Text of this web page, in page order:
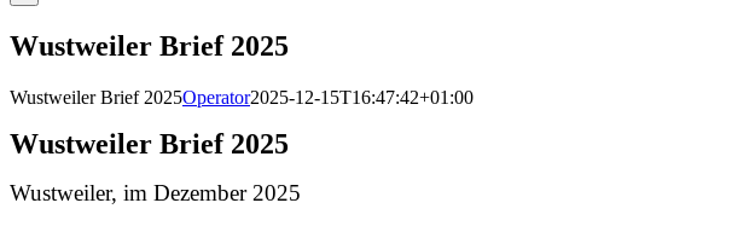
Wustweiler Brief 2025
Wustweiler Brief 2025Operator2025-12-15T16:47:42+01:00
Wustweiler Brief 2025
Wustweiler, im Dezember 2025